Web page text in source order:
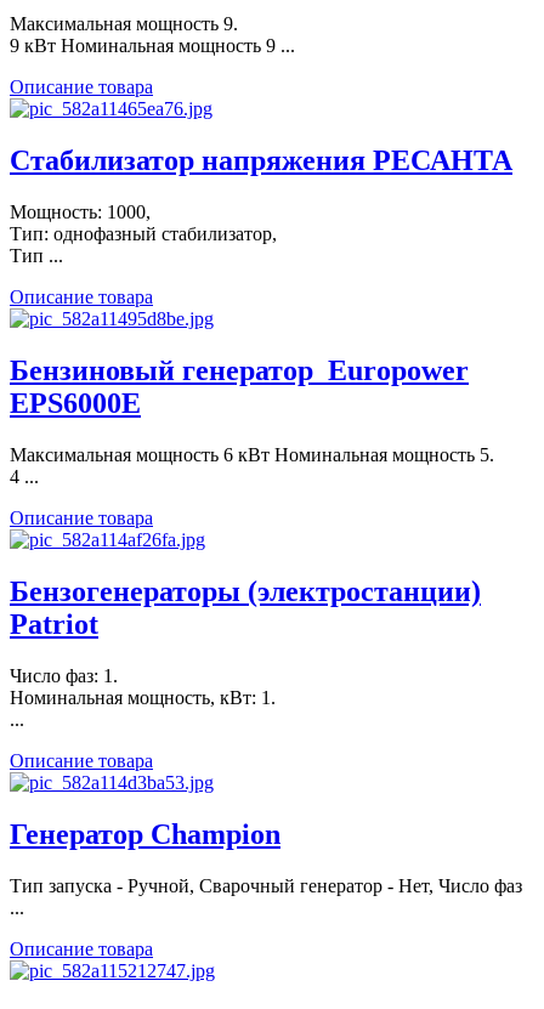
Максимальная мощность 9.
9 кВт Номинальная мощность 9 ...
Описание товара
Стабилизатор напряжения РЕСАНТА
Мощность: 1000,
Тип: однофазный стабилизатор,
Тип ...
Описание товара
Бензиновый генератор_Europower
EPS6000E
Максимальная мощность 6 кВт Номинальная мощность 5.
4 ...
Описание товара
Бензогенераторы (электростанции)
Patriot
Число фаз: 1.
Номинальная мощность, кВт: 1.
...
Описание товара
Генератор Champion
Тип запуска - Ручной, Сварочный генератор - Нет, Число фаз
...
Описание товара